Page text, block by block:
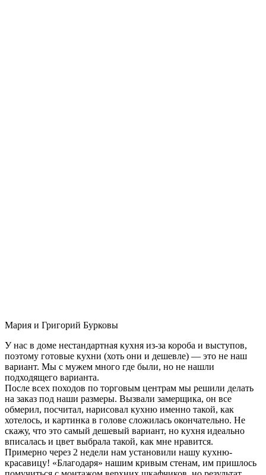
Мария и Григорий Бурковы
У нас в доме нестандартная кухня из-за короба и выступов,
поэтому готовые кухни (хоть они и дешевле) — это не наш
вариант. Мы с мужем много где были, но не нашли
подходящего варианта.
После всех походов по торговым центрам мы решили делать
на заказ под наши размеры. Вызвали замерщика, он все
обмерил, посчитал, нарисовал кухню именно такой, как
хотелось, и картинка в голове сложилась окончательно. Не
скажу, что это самый дешевый вариант, но кухня идеально
вписалась и цвет выбрала такой, как мне нравится.
Примерно через 2 недели нам установили нашу кухню-
красавицу! «Благодаря» нашим кривым стенам, им пришлось